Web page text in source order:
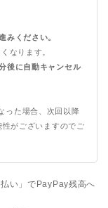
みください。
なります。
後に自動キャンセル
った場合、次回以降
がございますのでご
い」でPayPay残高へ